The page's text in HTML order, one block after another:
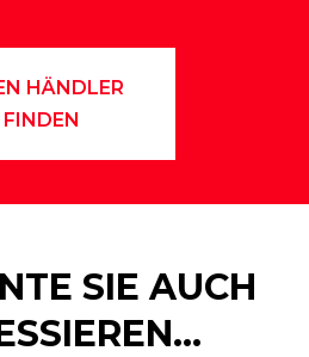
HÄNDLER
FINDEN
SIE AUCH